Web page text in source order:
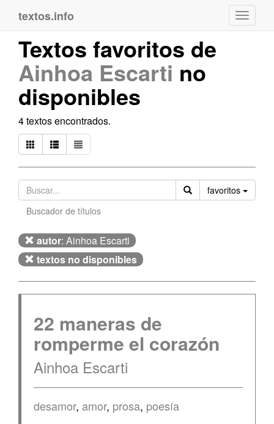
textos.info
Textos favoritos de
Ainhoa Escarti no
disponibles
4 textos encontrados.
favoritos
Buscador de títulos
autor: Ainhoa Escarti
textos no disponibles
22 maneras de
romperme el corazón
Ainhoa Escarti
desamor, amor, prosa, poesía